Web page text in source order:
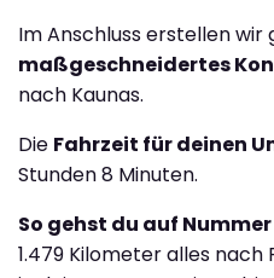
Im Anschluss erstellen
maßgeschneidertes
nach Kaunas.
Die Fahrzeit für deinen
Stunden 8 Minuten.
So gehst du auf
1.479 Kilometer alles